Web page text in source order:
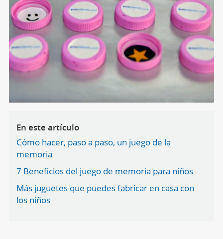
En este artículo
Cómo hacer, paso a paso, un juego de la
memoria
7 Beneficios del juego de memoria para niños
Más juguetes que puedes fabricar en casa con
los niños